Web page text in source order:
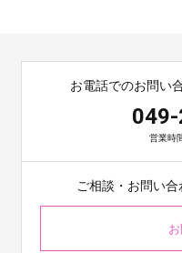
お電話でのお問い
営業時
ご相談・お問い合